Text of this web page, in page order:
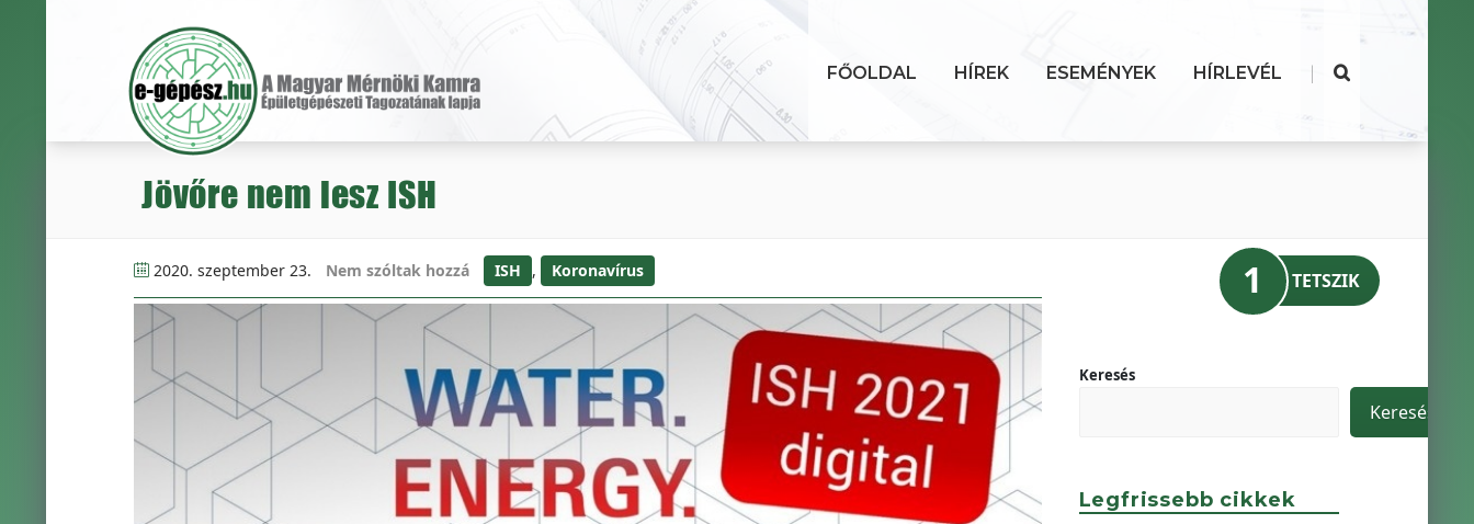
FŐOLDAL HÍREK ESEMÉNYEK HÍRLEVÉL |
Jövőre nem lesz ISH
2020. szeptember 23. Nem szóltak hozzá ISH , Koronavírus 1 TETSZIK
Keresés
Keresés
Legfrissebb cikkek